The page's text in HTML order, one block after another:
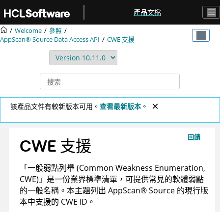
產品文檔
Welcome
參照
AppScan® Source Data Access API CWE 支援
該產品文件有較新版本可用。 查看最新版本。
回饋
CWE 支援
「一般弱點列舉 (Common Weakness Enumeration,
CWE)」是一份業界標準清單，可提供常見的軟體弱點
的一般名稱。本主題列出 AppScan®Source 的現行版
本中支援的 CWE ID。